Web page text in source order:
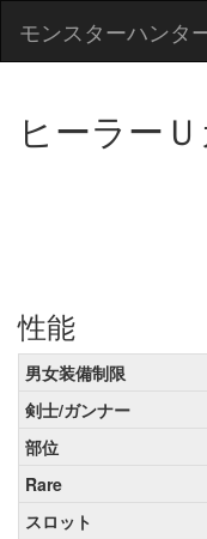
モンスターハンタ
ヒーラー
性能
男女装備制限
剣士/ガンナー
部位
Rare
スロット